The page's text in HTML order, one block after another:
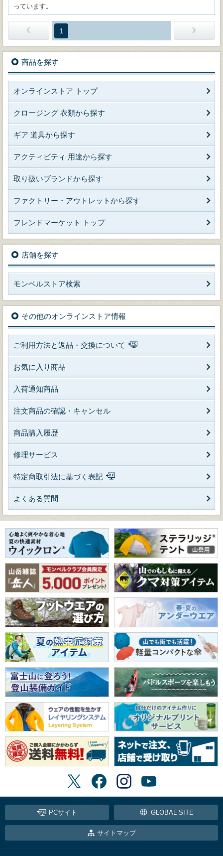
っています。
1
商品を探す
オンラインストア トップ
クロージング 衣類から探す
ギア 道具から探す
アクティビティ 用途から探す
取り扱いブランドから探す
ファクトリー・アウトレットから探す
フレンドマーケット トップ
店舗を探す
モンベルストア検索
その他のオンラインストア情報
ご利用方法と返品・交換について
お気に入り商品
入荷通知商品
注文商品の確認・キャンセル
商品購入履歴
修理サービス
特定商取引法に基づく表記
よくある質問
PCサイト GLOBAL SITE
サイトマップ